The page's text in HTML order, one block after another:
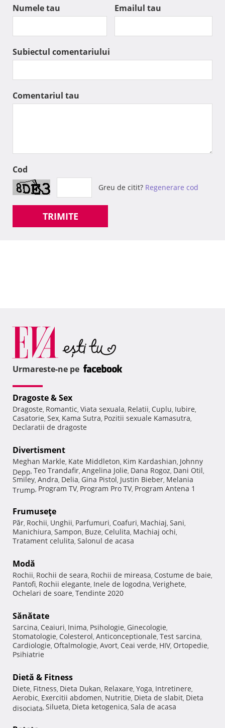
Numele tau Emailul tau
Subiectul comentariului
Comentariul tau
Cod
Greu de citit? Regenerare cod
TRIMITE
Urmareste-ne pe
Dragoste & Sex
Dragoste, Romantic, Viata sexuala, Relatii, Cuplu, Iubire,
Casatorie, Sex, Kama Sutra, Pozitii sexuale Kamasutra,
Declaratii de dragoste
Divertisment
Meghan Markle, Kate Middleton, Kim Kardashian, Johnny
Depp, Teo Trandafir, Angelina Jolie, Dana Rogoz, Dani Otil,
Smiley, Andra, Delia, Gina Pistol, Justin Bieber, Melania
Trump, Program TV, Program Pro TV, Program Antena 1
Frumuseţe
Păr, Rochii, Unghii, Parfumuri, Coafuri, Machiaj, Sani,
Manichiura, Sampon, Buze, Celulita, Machiaj ochi,
Tratament celulita, Salonul de acasa
Modă
Rochii, Rochii de seara, Rochii de mireasa, Costume de baie,
Pantofi, Rochii elegante, Inele de logodna, Verighete,
Ochelari de soare, Tendinte 2020
Sănătate
Sarcina, Ceaiuri, Inima, Psihologie, Ginecologie,
Stomatologie, Colesterol, Anticonceptionale, Test sarcina,
Cardiologie, Oftalmologie, Avort, Ceai verde, HIV, Ortopedie,
Psihiatrie
Dietă & Fitness
Diete, Fitness, Dieta Dukan, Relaxare, Yoga, Intretinere,
Aerobic, Exercitii abdomen, Nutritie, Dieta de slabit, Dieta
disociata, Silueta, Dieta ketogenica, Sala de acasa